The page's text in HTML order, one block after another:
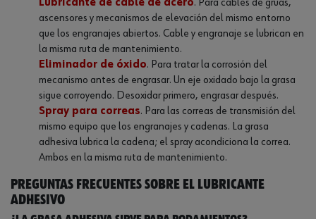
Lubricante de cable de acero. Para cables de grúas,
ascensores y mecanismos de elevación del mismo entorno
que los engranajes abiertos. Cable y engranaje se lubrican en
la misma ruta de mantenimiento.
Eliminador de óxido. Para tratar la corrosión del
mecanismo antes de engrasar. Un eje oxidado bajo la grasa
sigue corroyendo. Desoxidar primero, engrasar después.
Spray para correas. Para las correas de transmisión del
mismo equipo que los engranajes y cadenas. La grasa
adhesiva lubrica la cadena; el spray acondiciona la correa.
Ambos en la misma ruta de mantenimiento.
Preguntas frecuentes sobre el lubricante
adhesivo